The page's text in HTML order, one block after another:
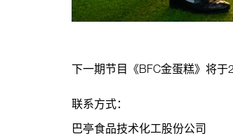
下一期节目《BFC金蛋糕》将于
联系方式：
巴亭食品技术化工股份公司